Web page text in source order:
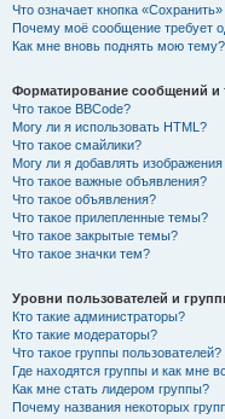
Что означает кнопка
Почему моё сообщение требует
Как мне вновь поднять мою тему?
Форматирование сообщений и
Что такое BBCode?
Могу ли я использовать HTML?
Что такое смайлики?
Могу ли я добавлять
Что такое важные объявления?
Что такое объявления?
Что такое прилепленные темы?
Что такое закрытые темы?
Что такое значки тем?
Уровни пользователей и
Кто такие администраторы?
Кто такие модераторы?
Что такое группы пользователей?
Где находятся группы и как мне
Как мне стать лидером группы?
Почему названия некоторых